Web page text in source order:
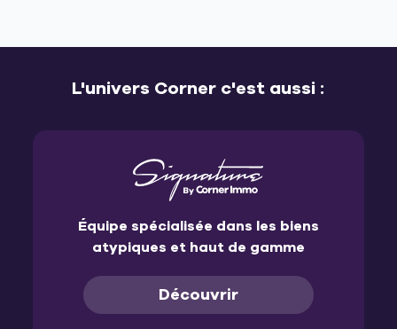
L'univers Corner c'est aussi :
Équipe spécialisée dans les biens
atypiques et haut de gamme
Découvrir